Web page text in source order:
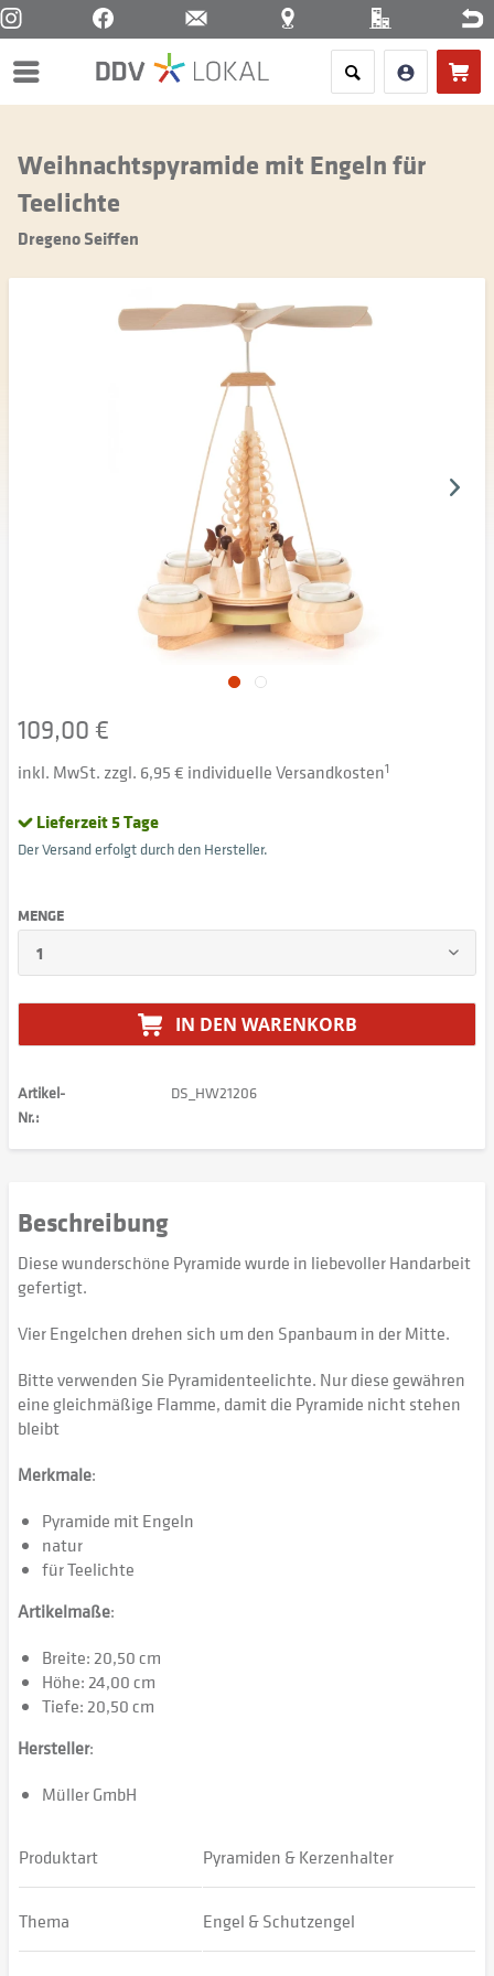
Menü
Weihnachtspyramide mit Engeln für
Teelichte
Dregeno Seiffen
109,00 €
inkl. MwSt. zzgl. 6,95 € individuelle Versandkosten1
Lieferzeit 5 Tage
Der Versand erfolgt durch den Hersteller.
MENGE
IN DEN WARENKORB
Artikel-
Nr.:
DS_HW21206
Beschreibung
Diese wunderschöne Pyramide wurde in liebevoller Handarbeit
gefertigt.
Vier Engelchen drehen sich um den Spanbaum in der Mitte.
Bitte verwenden Sie Pyramidenteelichte. Nur diese gewähren
eine gleichmäßige Flamme, damit die Pyramide nicht stehen
bleibt
Merkmale:
Pyramide mit Engeln
natur
für Teelichte
Artikelmaße:
Breite: 20,50 cm
Höhe: 24,00 cm
Tiefe: 20,50 cm
Hersteller:
Müller GmbH
Produktart Pyramiden & Kerzenhalter
Thema Engel & Schutzengel